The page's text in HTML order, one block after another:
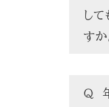
して
すか
Q